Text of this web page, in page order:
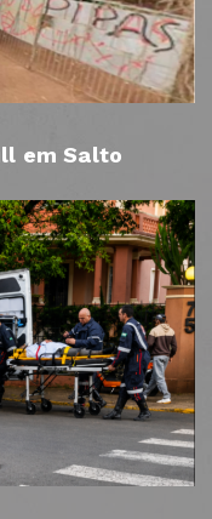
em Salto